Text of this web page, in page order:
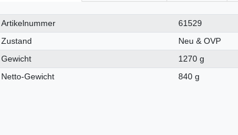
Technisches
Merkmal
Wert
Artikelnummer
61529
Zustand
Neu & OVP
Gewicht
1270 g
Netto-Gewicht
840 g